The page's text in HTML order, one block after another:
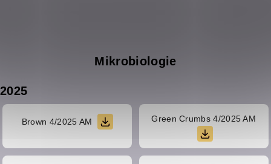
Mikrobiologie
2025
Brown 4/2025 AM Green Crumbs 4/2025 AM